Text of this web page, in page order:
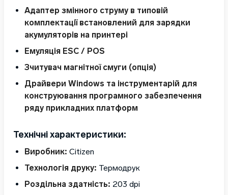
Адаптер змінного струму в типовій
комплектації встановлений для зарядки
акумуляторів на принтері
Емуляція ESC / POS
Зчитувач магнітної смуги (опція)
Драйвери Windows та інструментарій для
конструювання програмного забезпечення
ряду прикладних платформ
Технічні характеристики:
Виробник: Citizen
Технологія друку: Термодрук
Роздільна здатність: 203 dpi